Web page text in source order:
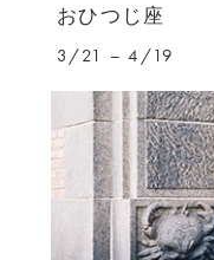
おひつじ座
3/21 – 4/19